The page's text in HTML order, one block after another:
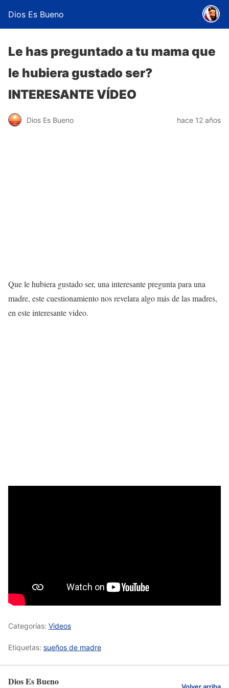
Dios Es Bueno
Le has preguntado a tu mama que
le hubiera gustado ser?
INTERESANTE VÍDEO
Dios Es Bueno hace 12 años
Que le hubiera gustado ser, una interesante pregunta para una
madre, este cuestionamiento nos revelara algo más de las madres,
en este interesante video.
Categorías: Videos
Etiquetas: sueños de madre
Dios Es Bueno